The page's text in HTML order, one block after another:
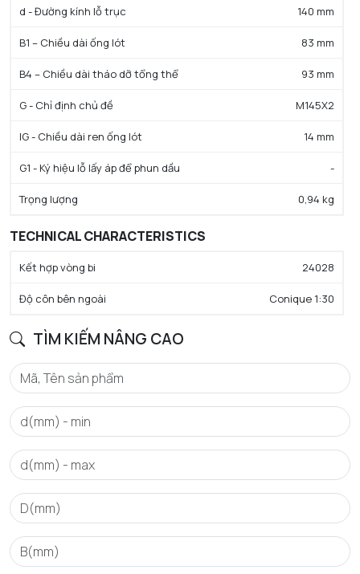
TÌM KIẾM NÂNG CAO
d - Đường kính lỗ trục 140 mm
B1 – Chiều dài ống lót 83 mm
B4 – Chiều dài tháo dỡ tổng thể 93 mm
G - Chỉ định chủ đề M145X2
lG - Chiều dài ren ống lót 14 mm
G1 - Ký hiệu lỗ lấy áp để phun dầu -
Trọng lượng 0,94 kg
TECHNICAL CHARACTERISTICS
Kết hợp vòng bi 24028
Độ côn bên ngoài Conique 1:30
CROSS SELLING
Ký hiệu của đai ốc liên quan KM29
Chỉ định thiết bị chặn liên quan MB26
Ký hiệu của đai ốc
Chỉ định đai ốc thủy lực liên quan